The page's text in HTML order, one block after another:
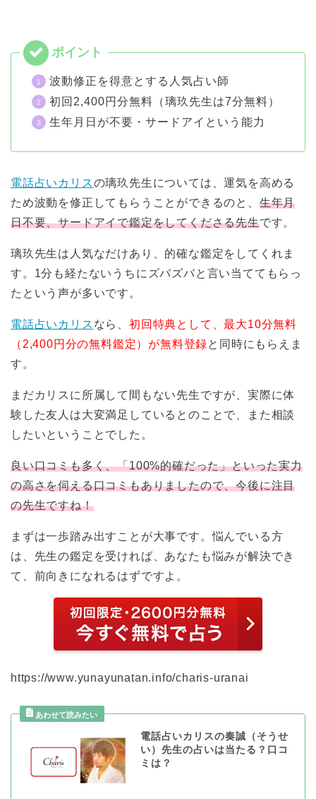
波動修正を得意とする人気占い師
初回2,400円分無料（璃玖先生は7分無料）
生年月日が不要・サードアイという能力
電話占いカリスの璃玖先生については、運気を高める
ため波動を修正してもらうことができるのと、 生年月
日不要、サードアイで鑑定をしてくださる先生です。
璃玖先生は人気なだけあり、的確な鑑定をしてくれま
す。1分も経たないうちにズバズバと言い当ててもらっ
たという声が多いです。
電話占いカリス なら、初回特典として、最大10分無料
（2,400円分の無料鑑定）が無料登録と同時にもらえま
す。
まだカリスに所属して間もない先生ですが、実際に体
験した友人は大変満足しているとのことで、また相談
したいということでした。
良い口コミも多く、「100%的確だった」といった実力
の高さを伺える口コミもありましたので、今後に注目
の先生ですね！
まずは一歩踏み出すことが大事です。悩んでいる方
は、先生の鑑定を受ければ、あなたも悩みが解決でき
て、前向きになれるはずですよ。
https://www.yunayunatan.info/charis-uranai
電話占いカリスの奏誠（そうせ
い）先生の占いは当たる？口コ
ミは？